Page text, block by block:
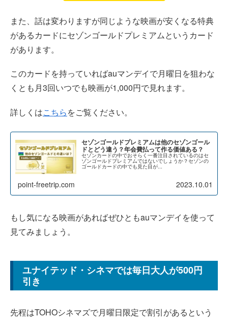
また、話は変わりますが同じような映画が安くなる特典
があるカードにセゾンゴールドプレミアムというカード
があります。
このカードを持っていればauマンデイで月曜日を狙わな
くとも月3回いつでも映画が1,000円で見れます。
詳しくはこちらをご覧ください。
セゾンゴールドプレミアムは他のセゾンゴール
ドとどう違う？年会費払って作る価値ある？
セゾンカードの中でおそらく一番注目されているのはセ
ゾンゴールドプレミアムではないでしょうか？セゾンの
ゴールドカードの中でも見た目が...
point-freetrip.com 2023.10.01
もし気になる映画があればぜひともauマンデイを使って
見てみましょう。
ユナイテッド・シネマでは毎日大人が500円
引き
先程はTOHOシネマズで月曜日限定で割引があるという